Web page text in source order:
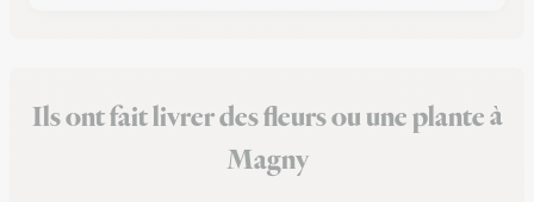
Ils ont fait livrer des fleurs ou une plante à
Magny